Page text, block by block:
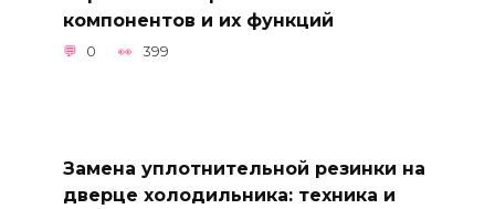
компонентов и их функций
0 399
Замена уплотнительной резинки на
дверце холодильника: техника и